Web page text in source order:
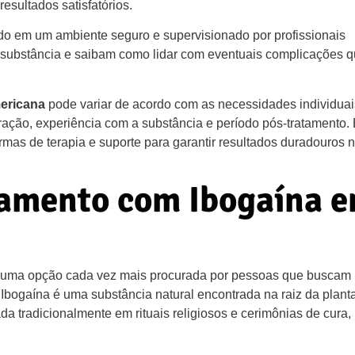
satisfatórios.
em um ambiente seguro e supervisionado por profissionais
e saibam como lidar com eventuais complicações
pode variar de acordo com as necessidades
experiência com a substância e período pós-tratamento.
de terapia e suporte para garantir resultados duradouros
com Ibogaína
opção cada vez mais procurada por pessoas que buscam
é uma substância natural encontrada na raiz da
tradicionalmente em rituais religiosos e cerimônias de cura,